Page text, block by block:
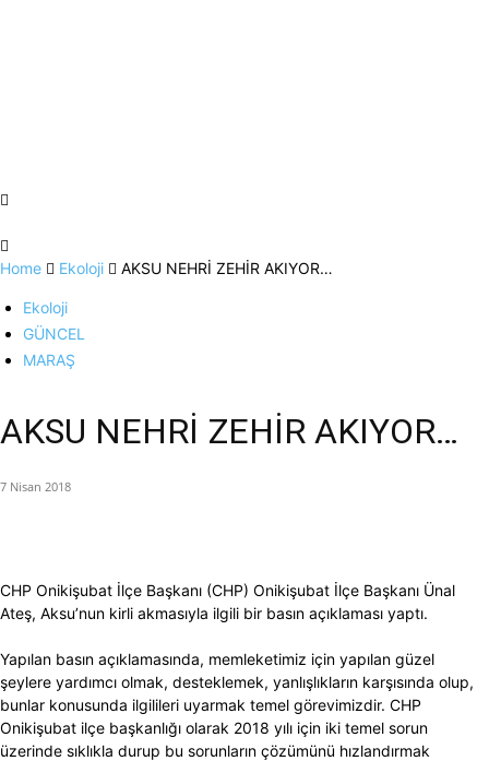
Home Ekoloji AKSU NEHRİ ZEHİR AKIYOR…
Ekoloji
GÜNCEL
MARAŞ
AKSU NEHRİ ZEHİR AKIYOR…
7 Nisan 2018
CHP Onikişubat İlçe Başkanı (CHP) Onikişubat İlçe Başkanı Ünal
Ateş, Aksu’nun kirli akmasıyla ilgili bir basın açıklaması yaptı.
Yapılan basın açıklamasında, memleketimiz için yapılan güzel
şeylere yardımcı olmak, desteklemek, yanlışlıkların karşısında olup,
bunlar konusunda ilgilileri uyarmak temel görevimizdir. CHP
Onikişubat ilçe başkanlığı olarak 2018 yılı için iki temel sorun
üzerinde sıklıkla durup bu sorunların çözümünü hızlandırmak